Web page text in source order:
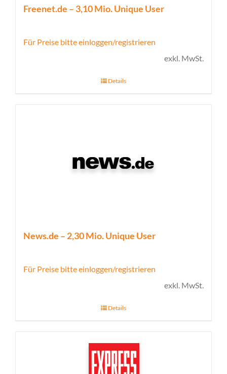
Freenet.de – 3,10 Mio. Unique User
Für Preise bitte einloggen/registrieren
exkl. MwSt.
Details
News.de – 2,30 Mio. Unique User
Für Preise bitte einloggen/registrieren
exkl. MwSt.
Details